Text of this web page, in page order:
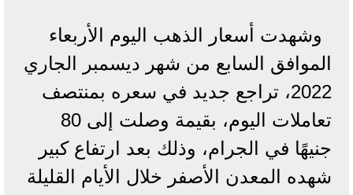
وشهدت أسعار الذهب اليوم الأربعاء
الموافق السابع من شهر ديسمبر الجاري
2022، تراجع جديد في سعره بمنتصف
تعاملات اليوم، بقيمة وصلت إلى 80
جنيهًا في الجرام، وذلك بعد ارتفاع كبير
شهده المعدن الأصفر خلال الأيام القليلة